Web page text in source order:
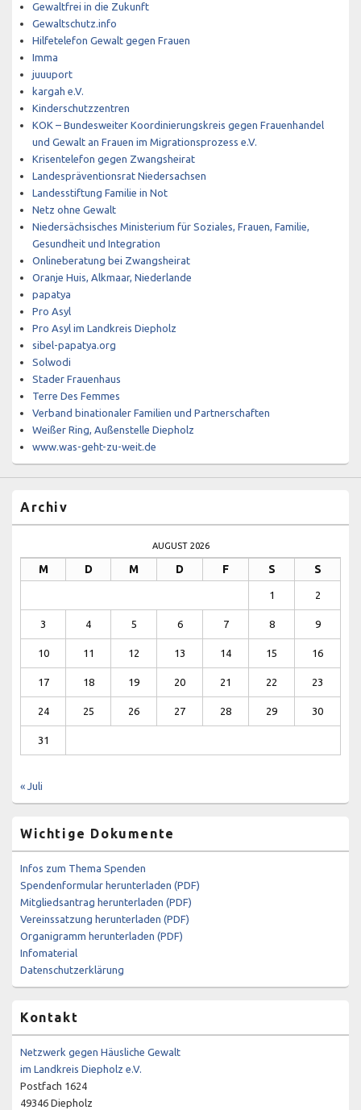
Gewaltfrei in die Zukunft
Gewaltschutz.info
Hilfetelefon Gewalt gegen Frauen
Imma
juuuport
kargah e.V.
Kinderschutzzentren
KOK – Bundesweiter Koordinierungskreis gegen Frauenhandel
und Gewalt an Frauen im Migrationsprozess e.V.
Krisentelefon gegen Zwangsheirat
Landespräventionsrat Niedersachsen
Landesstiftung Familie in Not
Netz ohne Gewalt
Niedersächsisches Ministerium für Soziales, Frauen, Familie,
Gesundheit und Integration
Onlineberatung bei Zwangsheirat
Oranje Huis, Alkmaar, Niederlande
papatya
Pro Asyl
Pro Asyl im Landkreis Diepholz
sibel-papatya.org
Solwodi
Stader Frauenhaus
Terre Des Femmes
Verband binationaler Familien und Partnerschaften
Weißer Ring, Außenstelle Diepholz
www.was-geht-zu-weit.de
Archiv
AUGUST 2026
M D M D F S S
1 2
3 4 5 6 7 8 9
10 11 12 13 14 15 16
17 18 19 20 21 22 23
24 25 26 27 28 29 30
31
« Juli
Wichtige Dokumente
Infos zum Thema Spenden
Spendenformular herunterladen (PDF)
Mitgliedsantrag herunterladen (PDF)
Vereinssatzung herunterladen (PDF)
Organigramm herunterladen (PDF)
Infomaterial
Datenschutzerklärung
Kontakt
Netzwerk gegen Häusliche Gewalt
im Landkreis Diepholz e.V.
Postfach 1624
49346 Diepholz